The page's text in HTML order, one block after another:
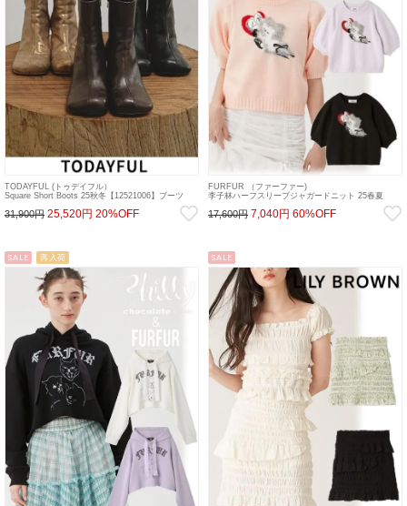
TODAYFUL (トゥデイフル）
Square Short Boots 25秋冬【12521006】ブーツ
31,900円 25,520円 20%OFF
FURFUR （ファーファー)
李子林ハーフスリーブジャガードニット 25春夏
【RWNT251101】ニットトップス Lizii Lin 25sp
17,600円 7,040円 60%OFF
SALE 再入荷 SALE